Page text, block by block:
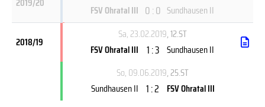
FSV Ohratal III 0 : 0 Sundhausen II
2018/19
Sa, 23.02.2019, 12.ST
FSV Ohratal III 1 : 3 Sundhausen II
So, 09.06.2019, 25.ST
Sundhausen II 1 : 2 FSV Ohratal III